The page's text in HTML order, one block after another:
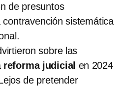
de presuntos
sistemática
sobre las
reforma judicial en 2024
de pretender